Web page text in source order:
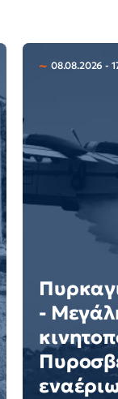
08.08.2026 -
-